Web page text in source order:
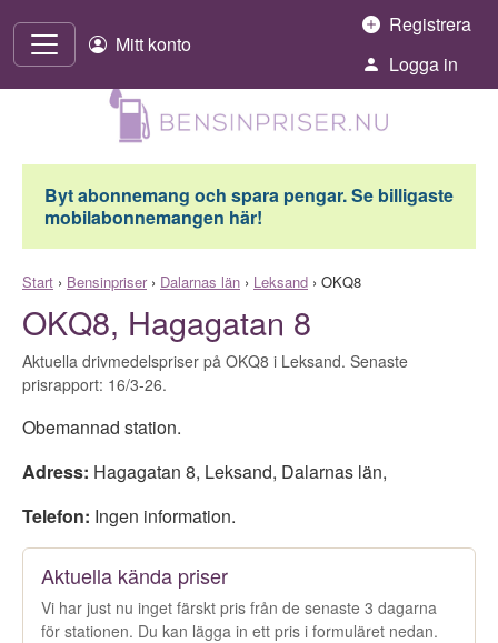
Mitt konto
Registrera
Logga in
Byt abonnemang och spara pengar. Se billigaste
mobilabonnemangen här!
Start › Bensinpriser› Dalarnas län › Leksand › OKQ8
OKQ8, Hagagatan 8
Aktuella drivmedelspriser på OKQ8 i Leksand. Senaste
prisrapport: 16/3-26.
Obemannad station.
Adress: Hagagatan 8, Leksand, Dalarnas län,
Telefon: Ingen information.
Aktuella kända priser
Vi har just nu inget färskt pris från de senaste 3 dagarna
för stationen. Du kan lägga in ett pris i formuläret nedan.